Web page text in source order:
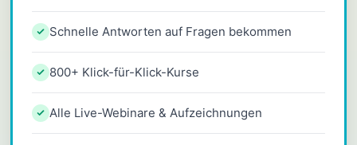
Schnelle Antworten auf Fragen bekommen
800+ Klick-für-Klick-Kurse
Alle Live-Webinare & Aufzeichnungen